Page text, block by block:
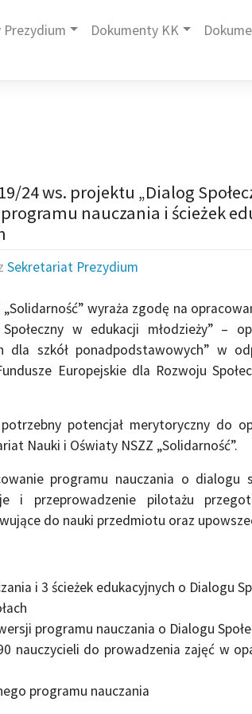
Dokumenty KK
24 ws. projektu „Dialog
nauczania i ścieżek
Sekretariat Prezydium
wyraża zgodę na
w edukacji młodzieży” –
dla szkół ponadpodstawowych” w
Europejskie dla Rozwoju
potencjał merytoryczny do
Nauki i Oświaty NSZZ „Solidarność”.
programu nauczania o dialogu
i przeprowadzenie pilotażu
do nauki przedmiotu oraz
i 3 ścieżek edukacyjnych o Dialogu
programu nauczania o Dialogu
nauczycieli do prowadzenia zajęć w
programu nauczania